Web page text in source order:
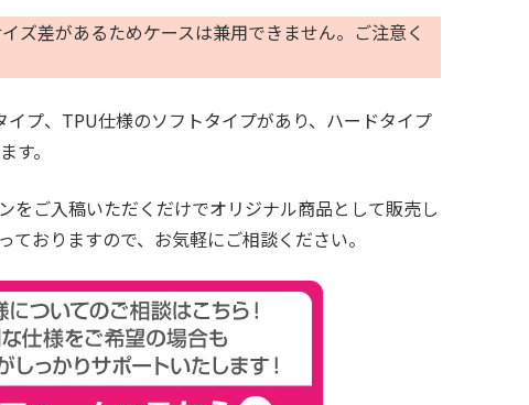
差があるためケースは兼用できません。ご注意く
プ、TPU仕様のソフトタイプがあり、ハードタイプ
す。
をご入稿いただくだけでオリジナル商品として販売し
おりますので、お気軽にご相談ください。